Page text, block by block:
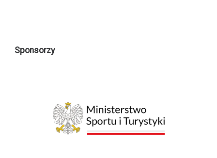
Sponsorzy